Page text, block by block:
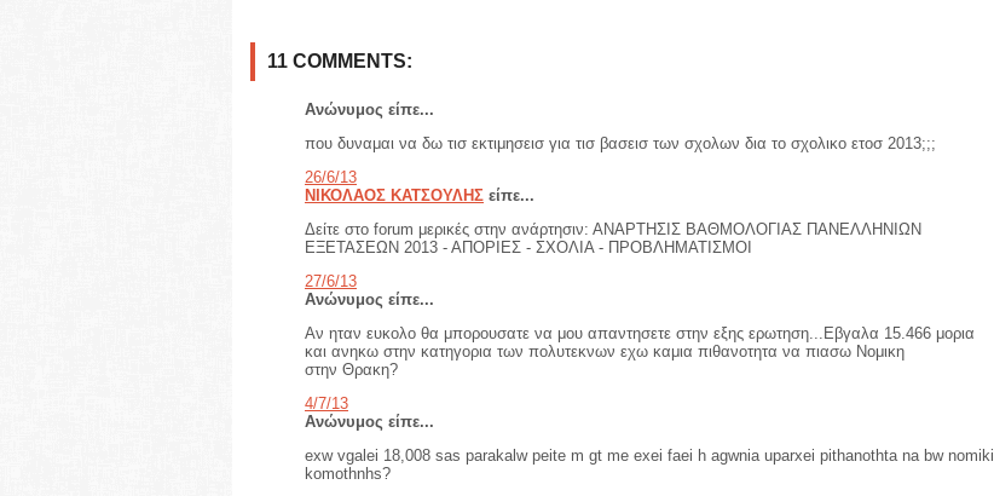
11 COMMENTS:
Ανώνυμος είπε...
που δυναμαι να δω τισ εκτιμησεισ για τισ βασεισ των σχολων δια το σχολικο ετοσ 2013;;;
26/6/13
ΝΙΚΟΛΑΟΣ ΚΑΤΣΟΥΛΗΣ είπε...
Δείτε στο forum μερικές στην ανάρτησιν: ΑΝΑΡΤΗΣΙΣ ΒΑΘΜΟΛΟΓΙΑΣ ΠΑΝΕΛΛΗΝΙΩΝ
ΕΞΕΤΑΣΕΩΝ 2013 - ΑΠΟΡΙΕΣ - ΣΧΟΛΙΑ - ΠΡΟΒΛΗΜΑΤΙΣΜΟΙ
27/6/13
Ανώνυμος είπε...
Αν ηταν ευκολο θα μπορουσατε να μου απαντησετε στην εξης ερωτηση...Εβγαλα 15.466 μορια
και ανηκω στην κατηγορια των πολυτεκνων εχω καμια πιθανοτητα να πιασω Νομικη
στην Θρακη?
4/7/13
Ανώνυμος είπε...
exw vgalei 18,008 sas parakalw peite m gt me exei faei h agwnia uparxei pithanothta na bw nomiki
komothnhs?